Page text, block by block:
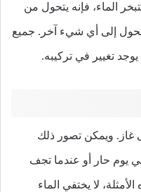
الماء، فإنه يتحول من
يتحول إلى أي شيء آخر. جميع
يوجد تغيير في تركيبه.
غاز. ويمكن تصور ذلك
يوم حار أو عندما تجف
لا يختفي الماء